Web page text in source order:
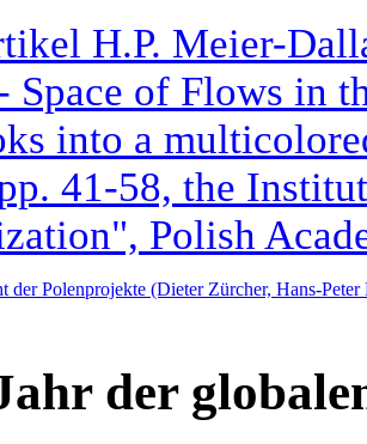
H.P. Meier-
Space of Flows in
into a
41-58, the
Polish
der Polenprojekte (Dieter Zürcher, Hans-
der